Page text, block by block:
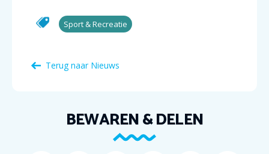
Sport & Recreatie
Terug naar Nieuws
BEWAREN & DELEN